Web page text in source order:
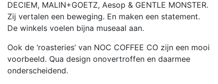
DECIEM, MALIN+GOETZ, Aesop & GENTLE MONSTER.
Zij vertalen een beweging. En maken een statement.
De winkels voelen bijna museaal aan.
Ook de ‘roasteries’ van NOC COFFEE CO zijn een mooi
voorbeeld. Qua design onovertroffen en daarmee
onderscheidend.